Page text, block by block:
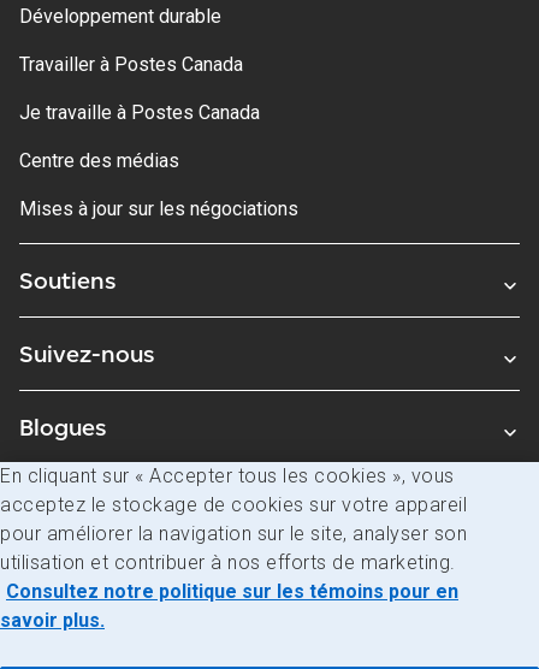
Développement durable
Travailler à Postes Canada
Je travaille à Postes Canada
Centre des médias
Mises à jour sur les négociations
Soutiens
Suivez-nous
Blogues
Avis juridiques
Confidentialité
Accès à l’information
En cliquant sur « Accepter tous les cookies », vous
acceptez le stockage de cookies sur votre appareil
pour améliorer la navigation sur le site, analyser son
utilisation et contribuer à nos efforts de marketing.
Consultez notre politique sur les témoins pour en
savoir plus.